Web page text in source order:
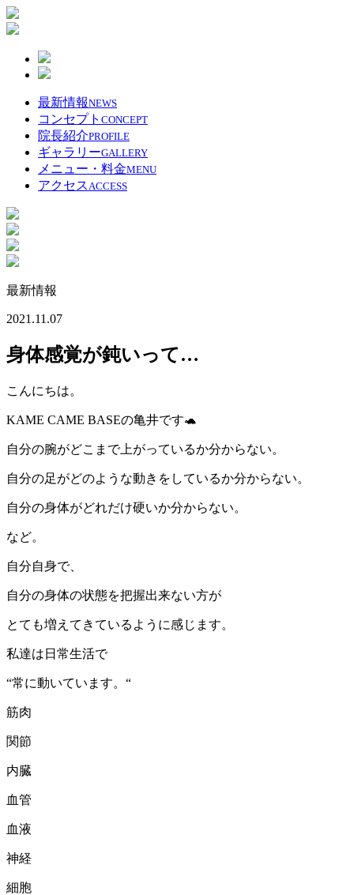
最新情報NEWS
コンセプト CONCEPT
院長紹介PROFILE
ギャラリーGALLERY
メニュー・料金MENU
アクセスACCESS
最新情報
2021.11.07
身体感覚が鈍いって…
こんにちは。
KAME CAME BASEの亀井です🐢
自分の腕がどこまで上がっているか分からない。
自分の足がどのような動きをしているか分からない。
自分の身体がどれだけ硬いか分からない。
など。
自分自身で、
自分の身体の状態を把握出来ない方が
とても増えてきているように感じます。
私達は日常生活で
“常に動いています。“
筋肉
関節
内臓
血管
血液
神経
細胞